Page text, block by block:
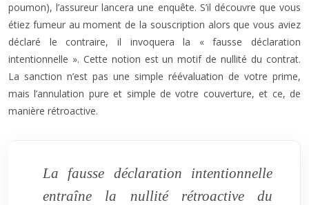
poumon), l’assureur lancera une enquête. S’il découvre que vous
étiez fumeur au moment de la souscription alors que vous aviez
déclaré le contraire, il invoquera la « fausse déclaration
intentionnelle ». Cette notion est un motif de nullité du contrat.
La sanction n’est pas une simple réévaluation de votre prime,
mais l’annulation pure et simple de votre couverture, et ce, de
manière rétroactive.
La fausse déclaration intentionnelle
entraîne la nullité rétroactive du